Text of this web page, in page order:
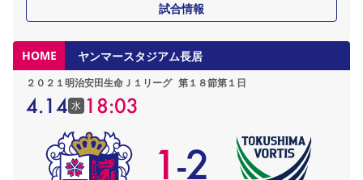
試合情報
HOME ヤンマースタジアム長居
２０２１明治安田生命Ｊ１リーグ 第１８節第１日
4.14 水 18:03
1-2